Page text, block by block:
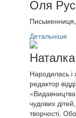
Оля
Письменниця,
Детальніше
Народилась
редактор
чудових
творчості.